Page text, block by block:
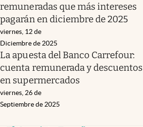
remuneradas que más intereses
pagarán en diciembre de 2025
viernes, 12 de
Diciembre de 2025
La apuesta del Banco Carrefour:
cuenta remunerada y descuentos
en supermercados
viernes, 26 de
Septiembre de 2025